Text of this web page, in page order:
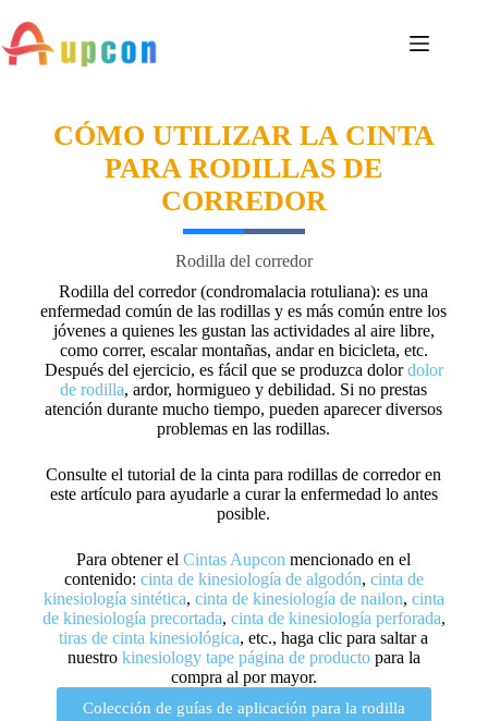
CÓMO UTILIZAR LA CINTA
PARA RODILLAS DE
CORREDOR
Rodilla del corredor
Rodilla del corredor (condromalacia rotuliana): es una
enfermedad común de las rodillas y es más común entre los
jóvenes a quienes les gustan las actividades al aire libre,
como correr, escalar montañas, andar en bicicleta, etc.
Después del ejercicio, es fácil que se produzca dolordolor
de rodilla, ardor, hormigueo y debilidad. Si no prestas
atención durante mucho tiempo, pueden aparecer diversos
problemas en las rodillas.
Consulte el tutorial de la cinta para rodillas de corredor en
este artículo para ayudarle a curar la enfermedad lo antes
posible.
Para obtener elCintas Aupcon mencionado en el
contenido: cinta de kinesiología de algodón, cinta de
kinesiología sintética, cinta de kinesiología de nailon, cinta
de kinesiología precortada, cinta de kinesiología perforada,
tiras de cinta kinesiológica, etc., haga clic para saltar a
nuestro kinesiology tape página de productopara la
compra al por mayor.
Colección de guías de aplicación para la rodilla